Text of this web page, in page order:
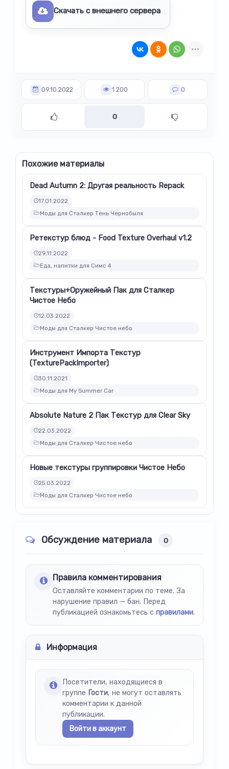
Скачать с внешнего сервера
09.10.2022 1 200 0
0
Похожие материалы
Dead Autumn 2: Другая реальность Repack
17.01.2022
Моды для Сталкер Тень Чернобыля
Ретекстур блюд - Food Texture Overhaul v1.2
29.11.2022
Еда, напитки для Симс 4
Текстуры+Оружейный Пак для Сталкер
Чистое Небо
12.03.2022
Моды для Сталкер Чистое небо
Инструмент Импорта Текстур
(TexturePackImporter)
30.11.2021
Моды для My Summer Car
Absolute Nature 2 Пак Текстур для Clear Sky
22.03.2022
Моды для Сталкер Чистое небо
Новые текстуры группировки Чистое Небо
25.03.2022
Моды для Сталкер Чистое небо
Обсуждение материала 0
Правила комментирования
Оставляйте комментарии по теме. За
нарушение правил — бан. Перед
публикацией ознакомьтесь с правилами.
Информация
Посетители, находящиеся в
группе Гости, не могут оставлять
комментарии к данной
публикации.
Войти в аккаунт